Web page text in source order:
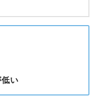
い